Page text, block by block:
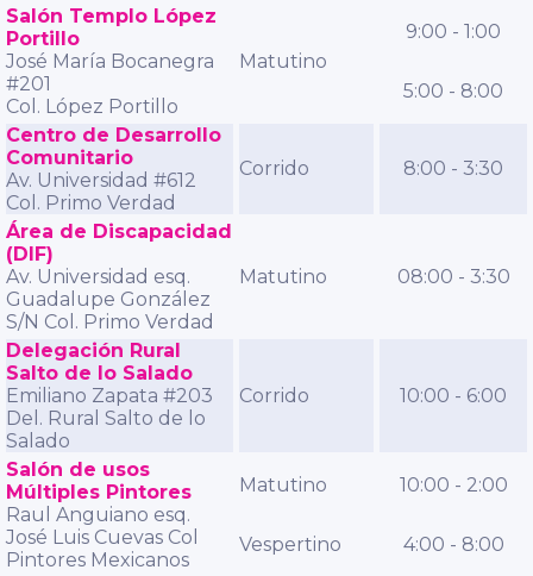
Salón Templo López
Portillo
José María Bocanegra
#201
Col. López Portillo
Matutino
9:00 - 1:00
5:00 - 8:00
Centro de Desarrollo
Comunitario
Av. Universidad #612
Col. Primo Verdad
Corrido 8:00 - 3:30
Área de Discapacidad
(DIF)
Av. Universidad esq.
Guadalupe González
S/N Col. Primo Verdad
Matutino 08:00 - 3:30
Delegación Rural
Salto de lo Salado
Emiliano Zapata #203
Del. Rural Salto de lo
Salado
Corrido 10:00 - 6:00
Salón de usos
Múltiples Pintores
Raul Anguiano esq.
José Luis Cuevas Col
Pintores Mexicanos
Matutino 10:00 - 2:00
Vespertino
4:00 - 8:00